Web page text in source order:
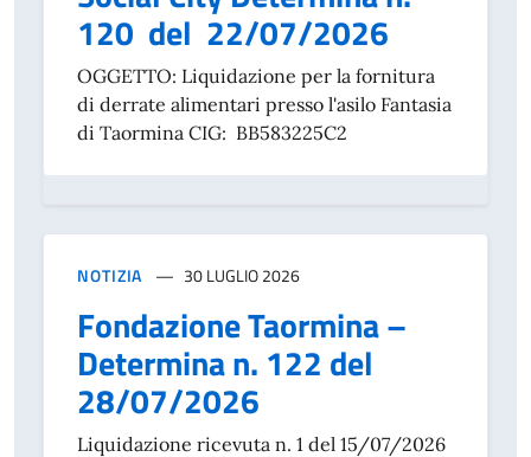
120 del 22/07/2026
OGGETTO: Liquidazione per la fornitura
di derrate alimentari presso l'asilo Fantasia
di Taormina CIG: BB583225C2
NOTIZIA 30 LUGLIO 2026
Fondazione Taormina –
Determina n. 122 del
28/07/2026
Liquidazione ricevuta n. 1 del 15/07/2026